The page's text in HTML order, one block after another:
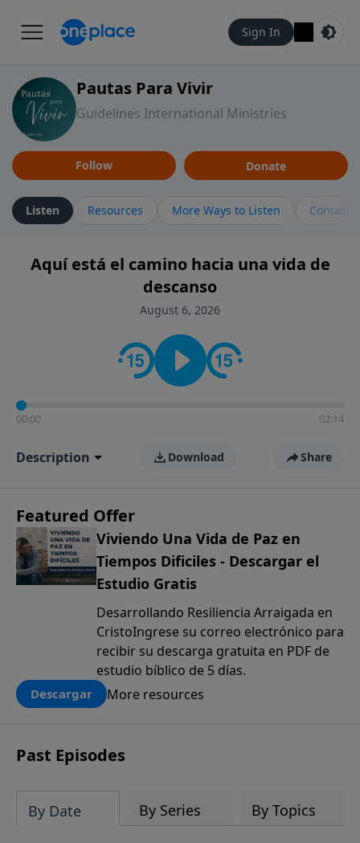
Sign In
Pautas Para Vivir
Guidelines International Ministries
Follow Donate
Listen Resources More Ways to Listen Contact
Aquí está el camino hacia una vida de
descanso
August 6, 2026
00:00 02:14
Description Download Share
Featured Offer
Viviendo Una Vida de Paz en
Tiempos Dificiles - Descargar el
Estudio Gratis
Desarrollando Resiliencia Arraigada en
CristoIngrese su correo electrónico para
recibir su descarga gratuita en PDF de
estudio bíblico de 5 días.
Descargar More resources
Past Episodes
By Date By Series By Topics